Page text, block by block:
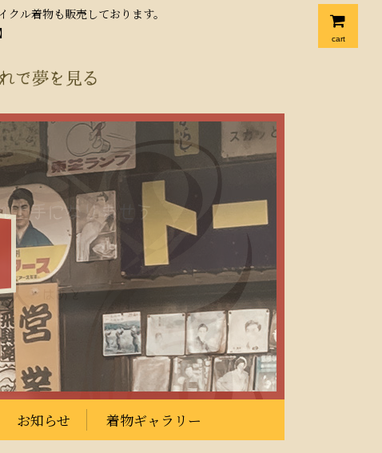
ル着物も販売しております。
cart
お知らせ 着物ギャラリー